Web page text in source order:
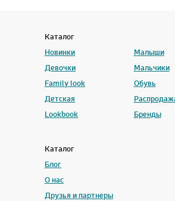
Каталог
Новинки
Малыши
Девочки
Мальчики
Family look
Обувь
Детская
Lookbook
Бренды
Каталог
Блог
О нас
Друзья и партнеры